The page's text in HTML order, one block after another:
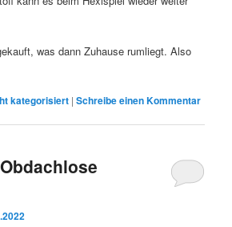
was dann Zuhause rumliegt. Also
kategorisiert |Schreibe einen Kommentar